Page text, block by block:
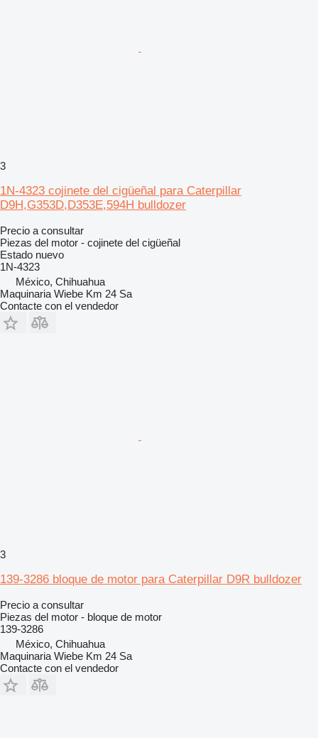
3
1N-4323 cojinete del cigüeñal para Caterpillar
D9H,G353D,D353E,594H bulldozer
Precio a consultar
Piezas del motor - cojinete del cigüeñal
Estado nuevo
1N-4323
México, Chihuahua
Maquinaria Wiebe Km 24 Sa
Contacte con el vendedor
3
139-3286 bloque de motor para Caterpillar D9R bulldozer
Precio a consultar
Piezas del motor - bloque de motor
139-3286
México, Chihuahua
Maquinaria Wiebe Km 24 Sa
Contacte con el vendedor